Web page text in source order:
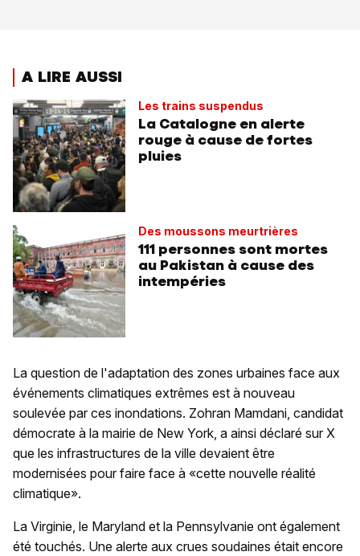
A LIRE AUSSI
Les trains suspendus
La Catalogne en alerte
rouge à cause de fortes
pluies
Des moussons meurtrières
111 personnes sont mortes
au Pakistan à cause des
intempéries
La question de l'adaptation des zones urbaines face aux
événements climatiques extrêmes est à nouveau
soulevée par ces inondations. Zohran Mamdani, candidat
démocrate à la mairie de New York, a ainsi déclaré sur X
que les infrastructures de la ville devaient être
modernisées pour faire face à «cette nouvelle réalité
climatique».
La Virginie, le Maryland et la Pennsylvanie ont également
été touchés. Une alerte aux crues soudaines était encore